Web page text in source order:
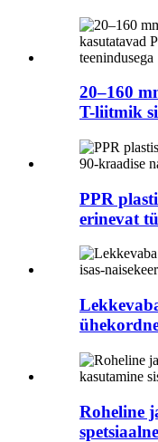
20–160
T-liitmik
PPR
erinevat
Roheline